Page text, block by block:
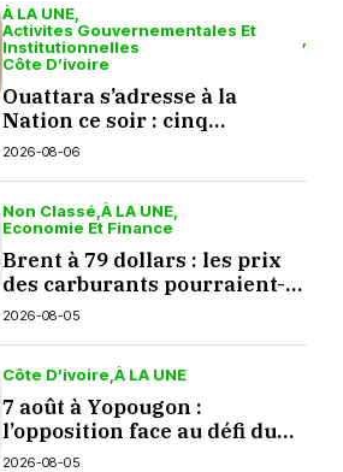
À LA UNE
Activites Gouvernementales Et
Institutionnelles
Côte D’ivoire
Ouattara s’adresse à la
Nation ce soir : cinq
questions en suspens
2026-08-06
Non Classé À LA UNE
Economie Et Finance
Brent à 79 dollars : les prix
des carburants pourraient-
ils baisser en septembre ?
2026-08-05
Côte D’ivoire À LA UNE
7 août à Yopougon :
l’opposition face au défi du
dialogue
2026-08-05